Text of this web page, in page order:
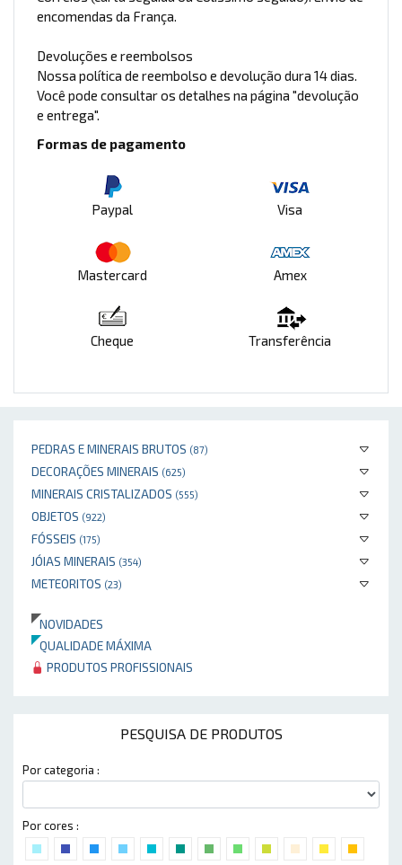
PEDRAS E MINERAIS BRUTOS (87)
DECORAÇÕES MINERAIS (625)
MINERAIS CRISTALIZADOS (555)
OBJETOS (922)
FÓSSEIS (175)
JÓIAS MINERAIS (354)
METEORITOS (23)
NOVIDADES
QUALIDADE MÁXIMA
PRODUTOS PROFISSIONAIS
PESQUISA DE PRODUTOS
Por categoria :
Por cores :
encomendas da França.
Devoluções e reembolsos
Nossa política de reembolso e devolução dura 14 dias.
Você pode consultar os detalhes na página "devolução
e entrega".
Formas de pagamento
Paypal Visa
Mastercard Amex
Cheque Transferência